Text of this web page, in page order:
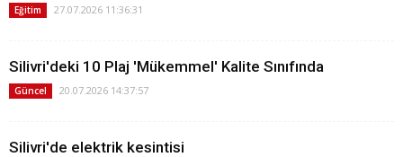
Eğitim 27.07.2026 11:36:31
Silivri'deki 10 Plaj 'Mükemmel' Kalite Sınıfında
Güncel 20.07.2026 14:37:57
Silivri'de elektrik kesintisi